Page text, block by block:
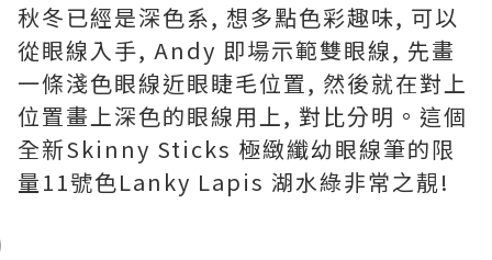
秋冬已經是深色系, 想多點色彩趣味, 可以
從眼線入手, Andy 即場示範雙眼線, 先畫
一條淺色眼線近眼睫毛位置, 然後就在對上
位置畫上深色的眼線用上, 對比分明。這個
全新Skinny Sticks 極緻纖幼眼線筆的限
量11號色Lanky Lapis 湖水綠非常之靚!